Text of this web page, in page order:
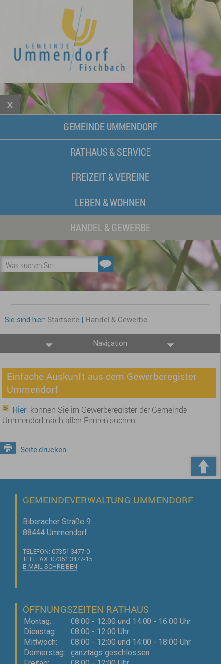
GEMEINDE UMMENDORF
RATHAUS & SERVICE
FREIZEIT & VEREINE
LEBEN & WOHNEN
HANDEL & GEWERBE
Was suchen Sie...
Sie sind hier: Startseite | Handel & Gewerbe
Navigation
Einfache Auskunft aus dem Gewerberegister
Ummendorf
Hierkönnen Sie im Gewerberegister der Gemeinde
Ummendorf nach allen Firmen suchen
Seite drucken
GEMEINDEVERWALTUNG UMMENDORF
Biberacher Straße 9
88444 Ummendorf
TELEFON: 07351 3477-0
TELEFAX: 07351 3477-15
E-MAIL SCHREIBEN
ÖFFNUNGSZEITEN RATHAUS
Montag:
08:00 - 12:00 und 14:00 - 16:00 Uhr
Dienstag:
08:00 - 12:00 Uhr
Mittwoch:
08:00 - 12:00 und 14:00 - 18:00 Uhr
Donnerstag:
ganztags geschlossen